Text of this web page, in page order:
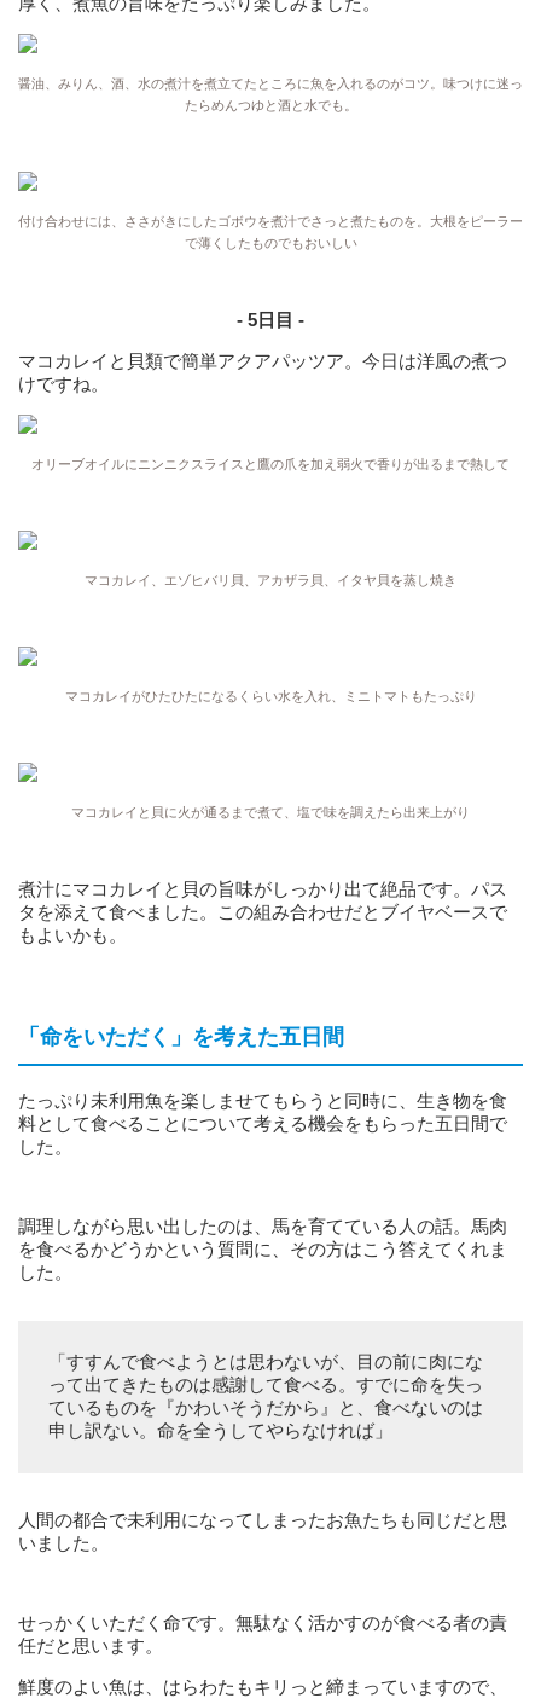
醤油、みりん、酒、水の煮汁を煮立てたところに魚を入れるのがコツ。味つけに迷っ
たらめんつゆと酒と水でも。
付け合わせには、ささがきにしたゴボウを煮汁でさっと煮たものを。大根をピーラー
で薄くしたものでもおいしい
- 5日目 -
マコカレイと貝類で簡単アクアパッツア。今日は洋風の煮つ
けですね。
オリーブオイルにニンニクスライスと鷹の爪を加え弱火で香りが出るまで熱して
マコカレイ、エゾヒバリ貝、アカザラ貝、イタヤ貝を蒸し焼き
マコカレイがひたひたになるくらい水を入れ、ミニトマトもたっぷり
マコカレイと貝に火が通るまで煮て、塩で味を調えたら出来上がり
煮汁にマコカレイと貝の旨味がしっかり出て絶品です。パス
タを添えて食べました。この組み合わせだとブイヤベースで
もよいかも。
「命をいただく」を考えた五日間
たっぷり未利用魚を楽しませてもらうと同時に、生き物を食
料として食べることについて考える機会をもらった五日間で
した。
調理しながら思い出したのは、馬を育てている人の話。馬肉
を食べるかどうかという質問に、その方はこう答えてくれま
した。
「すすんで食べようとは思わないが、目の前に肉にな
って出てきたものは感謝して食べる。すでに命を失っ
ているものを『かわいそうだから』と、食べないのは
申し訳ない。命を全うしてやらなければ」
人間の都合で未利用になってしまったお魚たちも同じだと思
いました。
せっかくいただく命です。無駄なく活かすのが食べる者の責
任だと思います。
鮮度のよい魚は、はらわたもキリっと締まっていますので、